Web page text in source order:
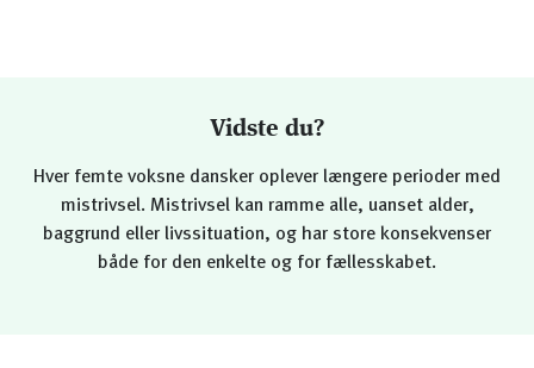
Vidste du?
Hver femte voksne dansker oplever længere perioder med
mistrivsel. Mistrivsel kan ramme alle, uanset alder,
baggrund eller livssituation, og har store konsekvenser
både for den enkelte og for fællesskabet.